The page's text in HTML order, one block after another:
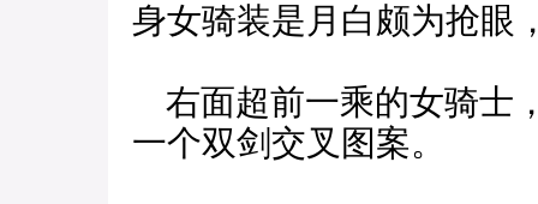
身女骑装是月白颇为抢眼
右面超前一乘的女骑士
一个双剑交叉图案。